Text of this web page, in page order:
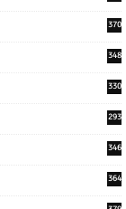
370
348
330
293
346
364